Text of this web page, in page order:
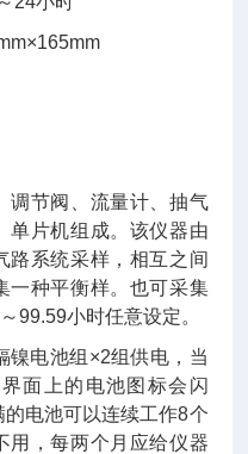
调节阀、流量计、抽气
单片机组成。该仪器由
路系统采样，相互之间
一种平衡样。也可采集
99.59小时任意设定。
镍电池组×2组供电，当
面上的电池图标会闪
电池可以连续工作8个
用，每两个月应给仪器